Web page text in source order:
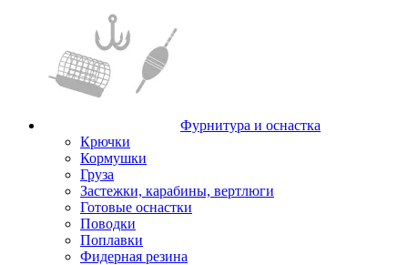
Фурнитура и оснастка
Крючки
Кормушки
Груза
Застежки, карабины, вертлюги
Готовые оснастки
Поводки
Поплавки
Фидерная резина